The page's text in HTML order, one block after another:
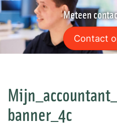
Meteen
Contact
banner_4c